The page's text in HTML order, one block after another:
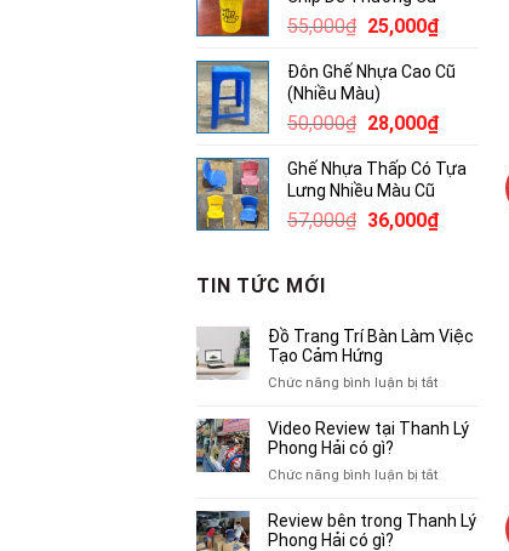
55,000₫ Giá
là:
55,000₫.
25,000₫Giá
tại
25,000₫.
Đôn Ghế Nhựa Cao Cũ
(Nhiều Màu)
50,000₫ Giá
là:
50,000₫.
28,000₫Giá
tại
28,000₫.
Ghế Nhựa Thấp Có Tựa
Lưng Nhiều Màu Cũ
57,000₫ Giá
36,000₫Giá
TIN TỨC MỚI
Đồ Trang Trí Bàn Làm Việc
Tạo Cảm Hứng
Chức năng bình luận bị tắtở
Trang
Làm
Tạo
Video Review tại Thanh Lý
Phong Hải có gì?
Chức năng bình luận bị tắtở
Review
Review bên trong Thanh Lý
Phong Hải có gì?